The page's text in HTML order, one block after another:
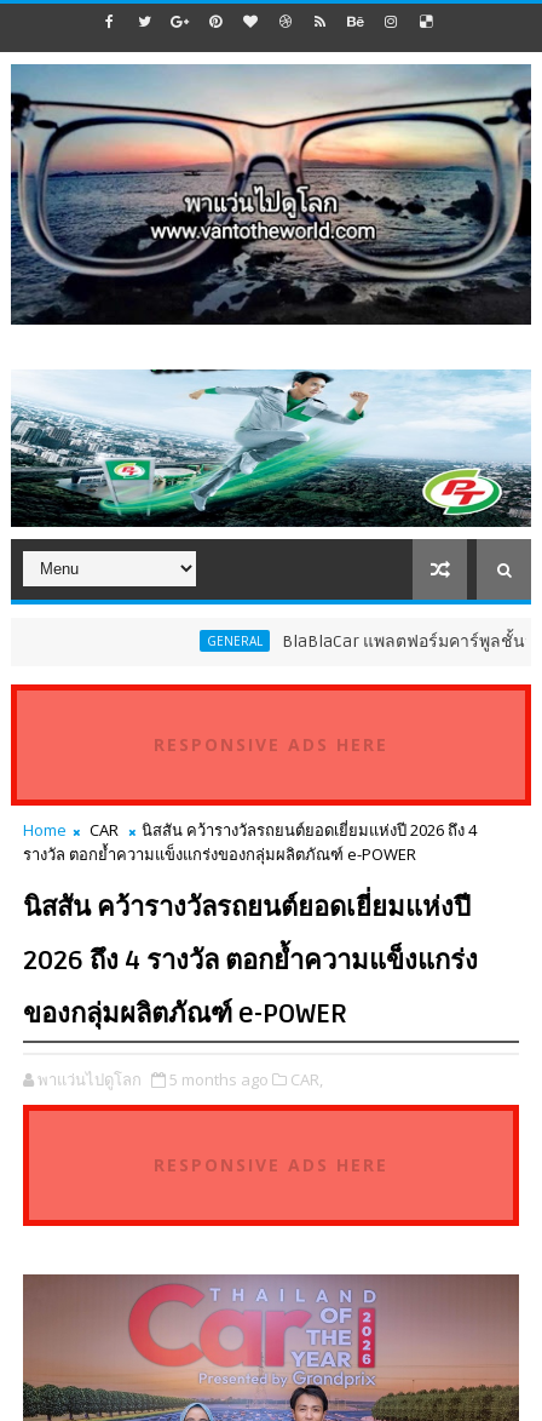
BlaBlaCar แพลตฟอร์มคาร์พูลชั้นนำระดับโ
RESPONSIVE ADS HERE
Home CAR
นิสสัน คว้ารางวัลรถยนต์ยอดเยี่ยมแห่งปี 2026 ถึง 4
รางวัล ตอกย้ำความแข็งแกร่งของกลุ่มผลิตภัณฑ์ e-POWER
นิสสัน คว้ารางวัลรถยนต์ยอดเยี่ยมแห่งปี
2026 ถึง 4 รางวัล ตอกย้ำความแข็งแกร่ง
ของกลุ่มผลิตภัณฑ์ e-POWER
พาแว่นไปดูโลก 5 months ago CAR,
RESPONSIVE ADS HERE